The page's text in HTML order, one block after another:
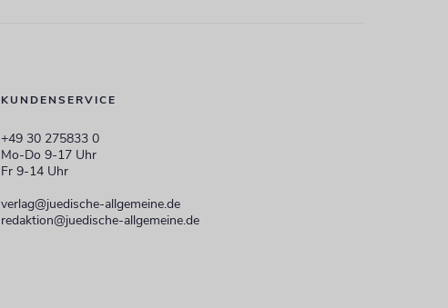
KUNDENSERVICE
+49 30 275833 0
Mo-Do 9-17 Uhr
Fr 9-14 Uhr
verlag@juedische-allgemeine.de
redaktion@juedische-allgemeine.de